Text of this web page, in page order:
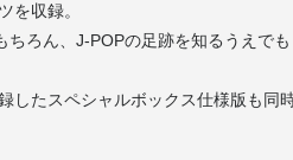
を収録。
ろん、J-POPの足跡を知るうえでも
したスペシャルボックス仕様版も同